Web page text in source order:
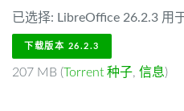
已选择: LibreOffice 26.2.3 用
下载版本 26.2.3
207 MB (Torrent 种子, 信息)